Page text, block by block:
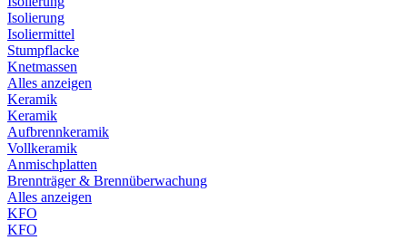
Isolierung
Isoliermittel
Stumpflacke
Knetmassen
Alles anzeigen
Keramik
Keramik
Aufbrennkeramik
Vollkeramik
Anmischplatten
Brennträger & Brennüberwachung
Alles anzeigen
KFO
KFO